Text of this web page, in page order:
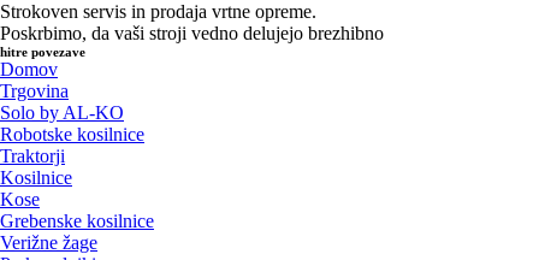
Strokoven servis in prodaja vrtne opreme.
Poskrbimo, da vaši stroji vedno delujejo brezhibno
hitre povezave
Domov
Trgovina
Solo by AL-KO
Robotske kosilnice
Traktorji
Kosilnice
Kose
Grebenske kosilnice
Verižne žage